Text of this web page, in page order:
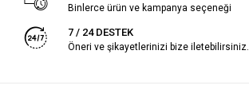
Binlerce ürün ve kampanya seçeneği
7 / 24 DESTEK
Öneri ve şikayetlerinizi bize iletebilirsiniz.